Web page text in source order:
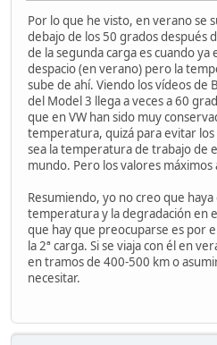
Por lo que he visto, en verano se
debajo de los 50 grados después
de la segunda carga es cuando ya
despacio (en verano) pero la
sube de ahí. Viendo los vídeos de
del Model 3 llega a veces a 60
que en VW han sido muy
temperatura, quizá para evitar
sea la temperatura de trabajo de
mundo. Pero los valores máximos
Resumiendo, yo no creo que
temperatura y la degradación en
que hay que preocuparse es por
la 2ª carga. Si se viaja con él en
en tramos de 400-500 km o
necesitar.